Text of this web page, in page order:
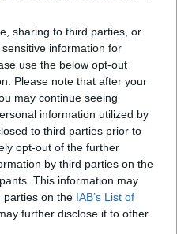
sharing to third parties, or
information for
use the below opt-out
Please note that after your
may continue seeing
information utilized by
to third parties prior to
opt-out of the further
by third parties on the
This information may
parties on the IAB’s List of
further disclose it to other
szárított és
tartósított
élelmiszer
friss élelmiszer
fagyasztott
élelmiszer
zöldség-gyümölcs
egészséges italok
egészséges
élelmiszerek